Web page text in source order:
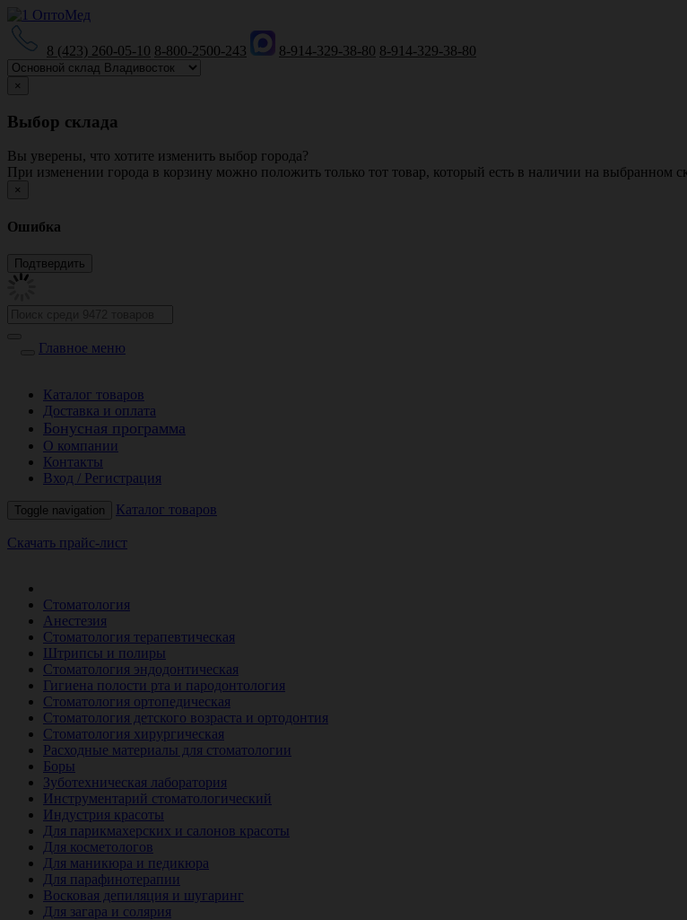
8 (423) 260-05-10 8-800-2500-243 8-914-329-38-80 8-914-329-38-80
×
Выбор склада
Вы уверены, что хотите изменить выбор города?
При изменении города в корзину можно положить только тот товар, который есть в наличии на выбранном
×
Ошибка
Главное меню
Каталог товаров
Доставка и оплата
Бонусная программа
О компании
Контакты
Вход / Регистрация
Toggle navigation Каталог товаров
Скачать прайс-лист
Стоматология
Анестезия
Стоматология терапевтическая
Штрипсы и полиры
Стоматология эндодонтическая
Гигиена полости рта и пародонтология
Стоматология ортопедическая
Стоматология детского возраста и ортодонтия
Стоматология хирургическая
Расходные материалы для стоматологии
Боры
Зуботехническая лаборатория
Инструментарий стоматологический
Индустрия красоты
Для парикмахерских и салонов красоты
Для косметологов
Для маникюра и педикюра
Для парафинотерапии
Восковая депиляция и шугаринг
Для загара и солярия